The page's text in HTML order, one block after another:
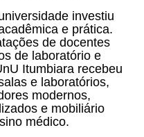
investiu
e prática.
de docentes
de laboratório e
Itumbiara recebeu
e laboratórios,
modernos,
e mobiliário
médico.